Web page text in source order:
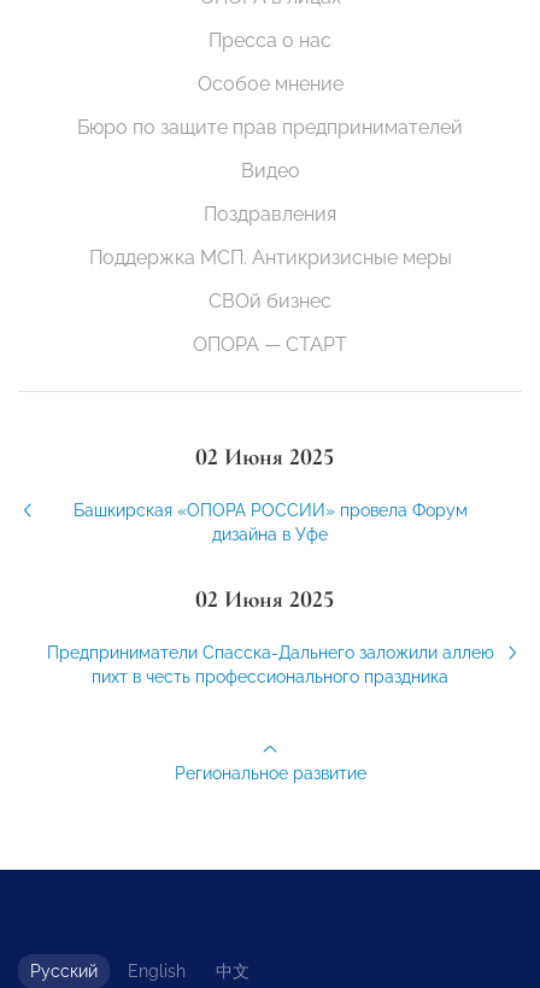
Пресса о нас
Особое мнение
Бюро по защите прав предпринимателей
Видео
Поздравления
Поддержка МСП. Антикризисные меры
СВОй бизнес
ОПОРА — СТАРТ
02 Июня 2025
Башкирская «ОПОРА РОССИИ» провела Форум
дизайна в Уфе
02 Июня 2025
Предприниматели Спасска-Дальнего заложили аллею
пихт в честь профессионального праздника
Региональное развитие
Русский English 中文